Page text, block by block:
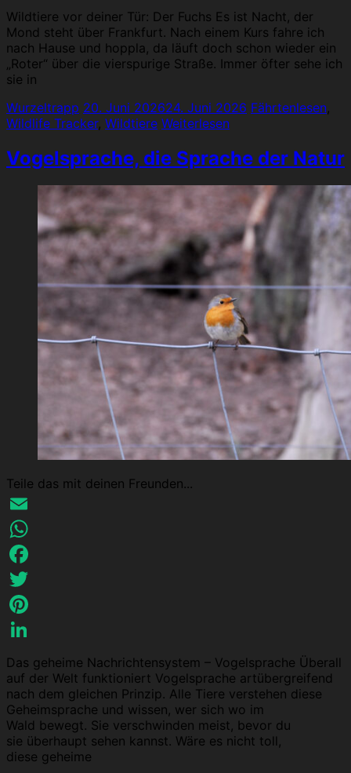
LinkedIn
Wildtiere vor deiner Tür: Der Fuchs Es ist Nacht, der
Mond steht über Frankfurt. Nach einem Kurs fahre ich
nach Hause und hoppla, da läuft doch schon wieder ein
„Roter“ über die vierspurige Straße. Immer öfter sehe ich
sie in
Wurzeltrapp 20. Juni 202624. Juni 2026 Fährtenlesen,
Wildlife Tracker, Wildtiere Weiterlesen
Vogelsprache, die Sprache der Natur
Teile das mit deinen Freunden...
Email
WhatsApp
Facebook
Twitter
Pinterest
Das geheime Nachrichtensystem – Vogelsprache Überall
auf der Welt funktioniert Vogelsprache artübergreifend
nach dem gleichen Prinzip. Alle Tiere verstehen diese
Geheimsprache und wissen, wer sich wo im
Wald bewegt. Sie verschwinden meist, bevor du
sie überhaupt sehen kannst. Wäre es nicht toll,
diese geheime